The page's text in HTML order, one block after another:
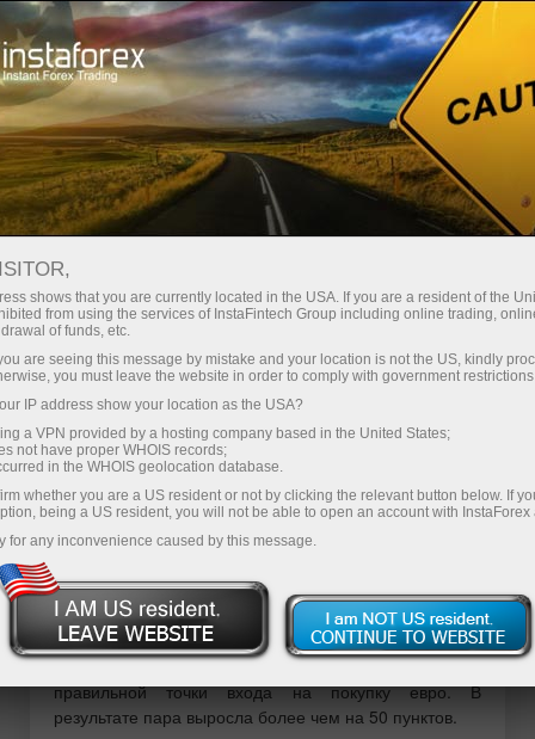
Трейдерам Форекс аналитика
Форекс-oбзоры
Прогнозы
12.09.2025 08:40
EURUSD: простые советы по
торговле для начинающих трейдеров
на 12 сентября. Разбор вчерашних
сделок на Форексе
Разбор сделок и советы по торговле
европейской валютой
Тест цены 1.1692 пришелся на момент, когда
индикатор MACD только начинал движение вверх от
нулевой отметки, что стало подтверждением
правильной точки входа на покупку евро. В
результате пара выросла более чем на 50 пунктов.
shows that you are currently located in the USA. If you are a resident of the
from using the services of InstaFintech Group including online trading,
of funds, etc.
are seeing this message by mistake and your location is not the US, kindly
you must leave the website in order to comply with government
IP address show your location as the USA?
a VPN provided by a hosting company based in the United States;
not have proper WHOIS records;
in the WHOIS geolocation database.
whether you are a US resident or not by clicking the relevant button below. If
being a US resident, you will not be able to open an account with InstaForex
for any inconvenience caused by this message.